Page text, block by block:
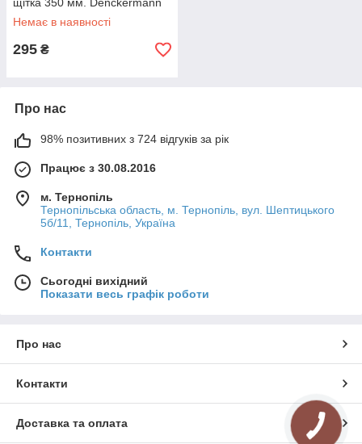
Немає в наявності
295 ₴
Про нас
98% позитивних з 724 відгуків за рік
Працює з 30.08.2016
м. Тернопіль
Тернопільська область, м. Тернопіль, вул. Шептицького
5б/11, Тернопіль, Україна
Контакти
Сьогодні вихідний
Показати весь графік роботи
Про нас
Контакти
Доставка та оплата